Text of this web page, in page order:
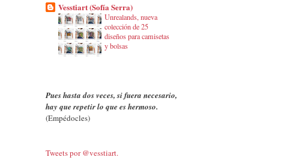
Vesstiart (Sofía Serra)
Unrealands, nueva
colección de 25
diseños para camisetas
y bolsas
Pues hasta dos veces, si fuera necesario,
hay que repetir lo que es hermoso.
(Empédocles)
Tweets por @vesstiart.